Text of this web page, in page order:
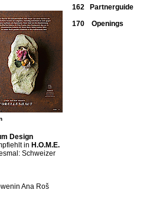
Design
in H.O.M.E.
Schweizer
Ana Roš
162 Partnerguide
170 Openings